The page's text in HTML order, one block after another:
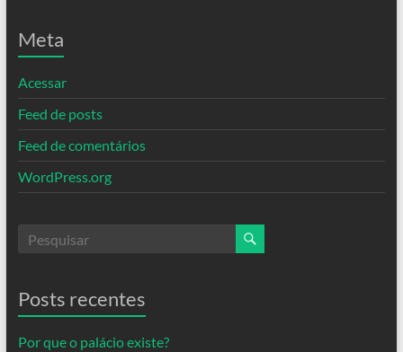
Meta
Acessar
Feed de posts
Feed de comentários
WordPress.org
Posts recentes
Por que o palácio existe?